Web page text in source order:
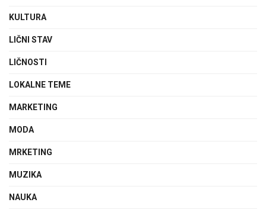
KULTURA
LIČNI STAV
LIČNOSTI
LOKALNE TEME
MARKETING
MODA
MRKETING
MUZIKA
NAUKA